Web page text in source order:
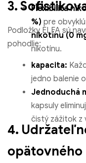
Flexibilita
%) pre
nikotínu (0
nikotínu.
3.
Podložky ELFA sú
pohodlie:
kapacita:
jedno balenie
Jednoduchá
kapsuly
čistý zážitok z
4.
opätovného